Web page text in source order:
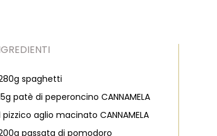
spaghetti
patè di peperoncino CANNAMELA
pizzico aglio macinato CANNAMELA
passata di pomodoro